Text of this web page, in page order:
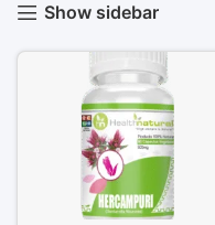
Show sidebar